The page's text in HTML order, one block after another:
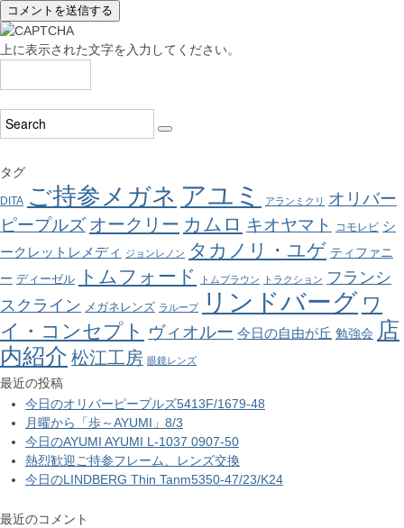
上に表示された文字を入力してください。
タグ
DITA ご持参メガネ アユミ アランミクリ
オリバー
ピープルズ オークリー カムロ キオヤマト コモレビ シ
ークレットレメディ
ジョンレノン タカノリ・ユゲ ティファニ
ー ディーゼル トムフォード トムブラウン トラクション フランシ
スクライン メガネレンズ ラループ リンドバーグ ワ
イ・コンセプト ヴィオルー 今日の自由が丘 勉強会 店
内紹介 松江工房 眼鏡レンズ
最近の投稿
今日のオリバーピープルズ5413F/1679-48
月曜から「歩～AYUMI」8/3
今日のAYUMI AYUMI L-1037 0907-50
熱烈歓迎ご持参フレーム、レンズ交換
今日のLINDBERG Thin Tanm5350-47/23/K24
最近のコメント